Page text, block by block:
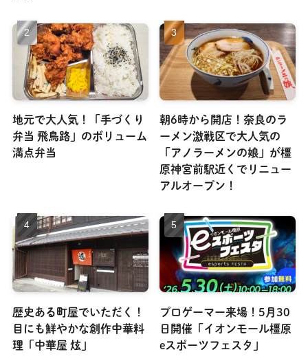
地元で大人気！「手づくり
弁当 飛鳥路」のボリューム
満点弁当
朝6時から開店！奈良のラ
ーメン激戦区で大人気の
「アノラーメンの娘」が橿
原神宮前駅近くでリニュー
アルオープン！
歴史ある町屋でいただく！
目にも鮮やかな創作中華料
理「中華屋 炫」
プロゲーマー来場！5月30
日開催「イオンモール橿原
eスポーツフェスタ」